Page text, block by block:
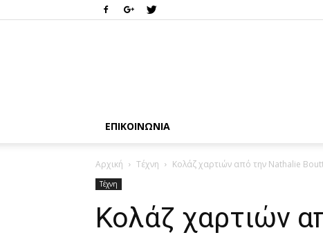
ΕΠΙΚΟΙΝΩΝΊΑ
Αρχική Τέχνη Κολάζ χαρτιών από την Nathalie
Τέχνη
Κολάζ χαρτιών